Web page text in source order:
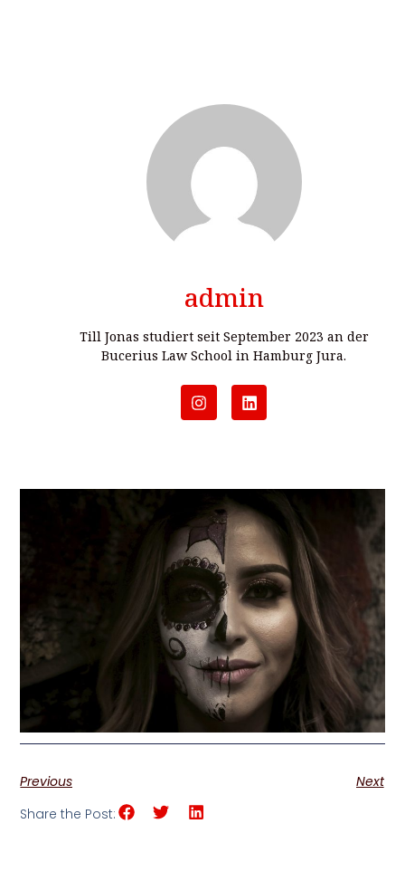
admin
Till Jonas studiert seit September 2023 an der
Bucerius Law School in Hamburg Jura.
Previous
Next
Share the Post: